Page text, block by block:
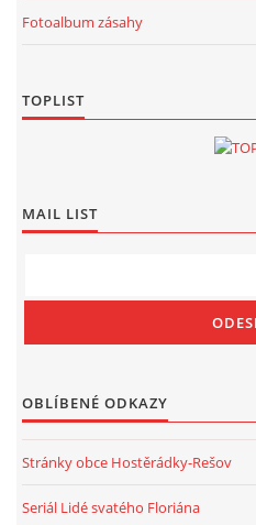
Fotoalbum zásahy
TOPLIST
MAIL LIST
OBLÍBENÉ ODKAZY
Stránky obce Hostěrádky-Rešov
Seriál Lidé svatého Floriána